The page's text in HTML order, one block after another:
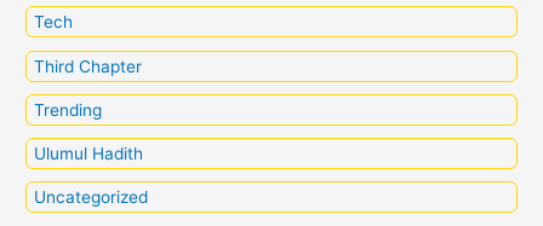
Tech
Third Chapter
Trending
Ulumul Hadith
Uncategorized